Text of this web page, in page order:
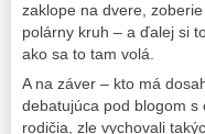
zaklope na dvere,
polárny kruh – a ďalej si
ako sa to tam volá.
A na záver – kto má
debatujúca pod blogom s
rodičia, zle vychovali